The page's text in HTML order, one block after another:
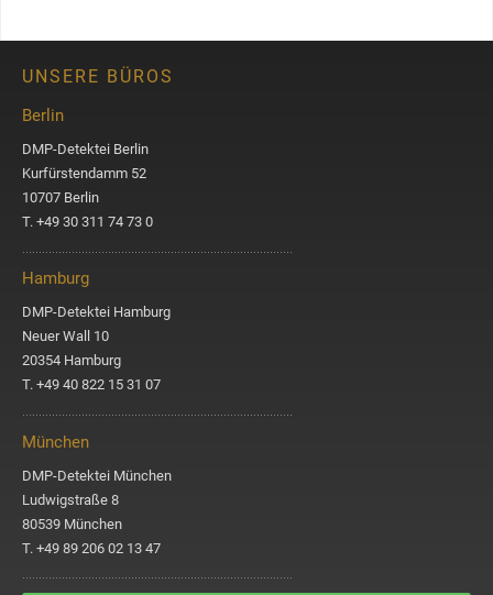
UNSERE BÜROS
Berlin
DMP-Detektei Berlin
Kurfürstendamm 52
10707 Berlin
T. +49 30 311 74 73 0
Hamburg
DMP-Detektei Hamburg
Neuer Wall 10
20354 Hamburg
T. +49 40 822 15 31 07
München
DMP-Detektei München
Ludwigstraße 8
80539 München
T. +49 89 206 02 13 47